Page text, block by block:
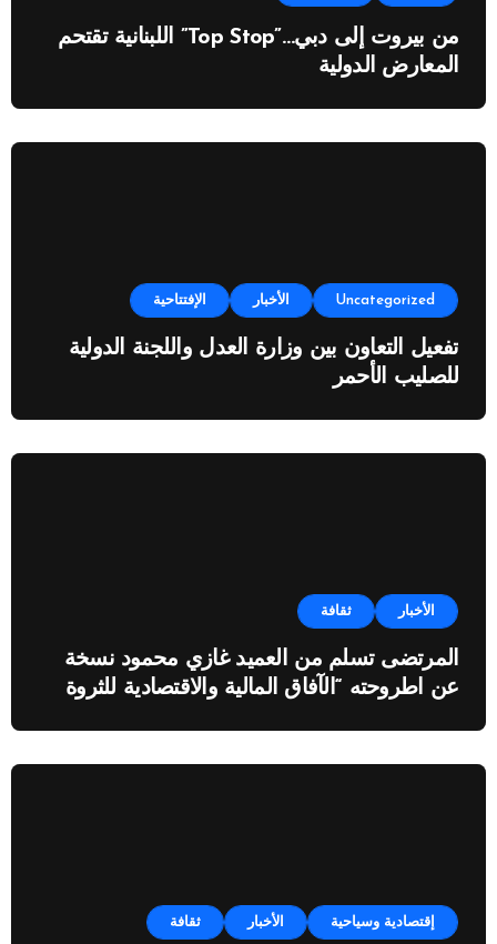
من بيروت إلى دبي…”Top Stop” اللبنانية تقتحم
المعارض الدولية
Uncategorized الأخبار الإفتتاحية
تفعيل التعاون بين وزارة العدل واللجنة الدولية
للصليب الأحمر
الأخبار ثقافة
المرتضى تسلم من العميد غازي محمود نسخة
عن اطروحته “الآفاق المالية والاقتصادية للثروة
إقتصادية وسياحية الأخبار ثقافة